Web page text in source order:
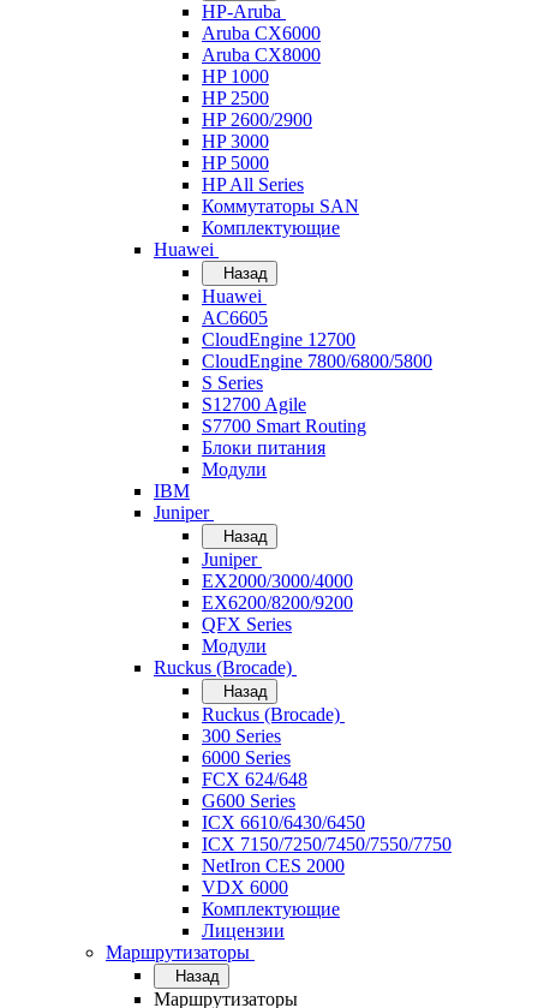
HP-Aruba
Aruba CX6000
Aruba CX8000
HP 1000
HP 2500
HP 2600/2900
HP 3000
HP 5000
HP All Series
Коммутаторы SAN
Комплектующие
Huawei
Назад
Huawei
AC6605
CloudEngine 12700
CloudEngine 7800/6800/5800
S Series
S12700 Agile
S7700 Smart Routing
Блоки питания
Модули
IBM
Juniper
Назад
Juniper
EX2000/3000/4000
EX6200/8200/9200
QFX Series
Модули
Ruckus (Brocade)
Назад
Ruckus (Brocade)
300 Series
6000 Series
FCX 624/648
G600 Series
ICX 6610/6430/6450
ICX 7150/7250/7450/7550/7750
NetIron CES 2000
VDX 6000
Комплектующие
Лицензии
Маршрутизаторы
Назад
Маршрутизаторы